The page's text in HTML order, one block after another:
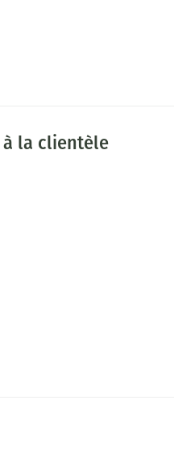
à la clientèle